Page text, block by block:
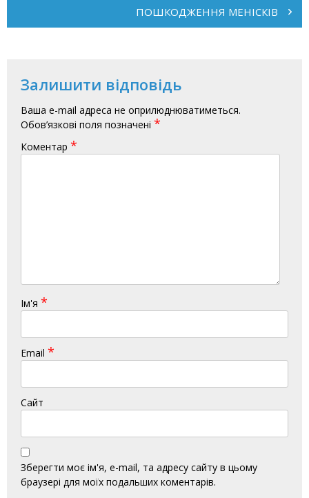
ПОШКОДЖЕННЯ МЕНІСКІВ
Залишити відповідь
Ваша e-mail адреса не оприлюднюватиметься.
Обов’язкові поля позначені *
Коментар *
Ім'я *
Email *
Сайт
Зберегти моє ім'я, e-mail, та адресу сайту в цьому
браузері для моїх подальших коментарів.